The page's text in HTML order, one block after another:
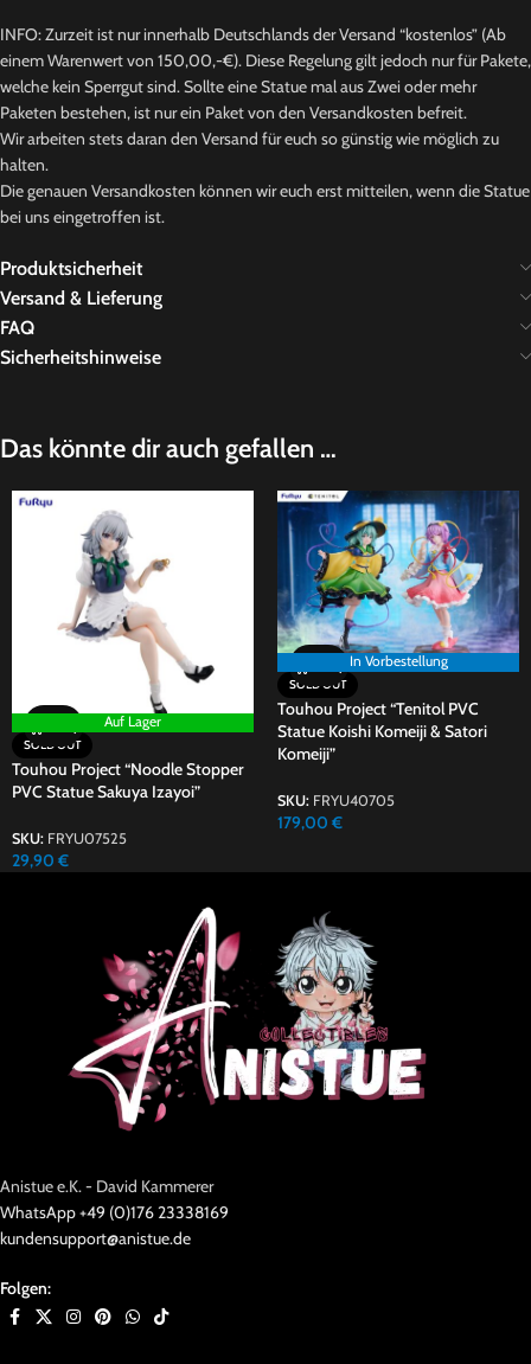
INFO: Zurzeit ist nur innerhalb Deutschlands der Versand “kostenlos” (Ab
einem Warenwert von 150,00,-€). Diese Regelung gilt jedoch nur für Pakete,
welche kein Sperrgut sind. Sollte eine Statue mal aus Zwei oder mehr
Paketen bestehen, ist nur ein Paket von den Versandkosten befreit.
Wir arbeiten stets daran den Versand für euch so günstig wie möglich zu
halten.
Die genauen Versandkosten können wir euch erst mitteilen, wenn die Statue
bei uns eingetroffen ist.
Produktsicherheit
Versand & Lieferung
FAQ
Sicherheitshinweise
Das könnte dir auch gefallen …
Auf Lager
SOLD OUT
Touhou Project “Noodle Stopper
PVC Statue Sakuya Izayoi”
SKU: FRYU07525
29,90 €
In Vorbestellung
SOLD OUT
Touhou Project “Tenitol PVC
Statue Koishi Komeiji & Satori
Komeiji”
SKU: FRYU40705
179,00 €
Anistue e.K. - David Kammerer
WhatsApp +49 (0)176 23338169
kundensupport@anistue.de
Folgen: